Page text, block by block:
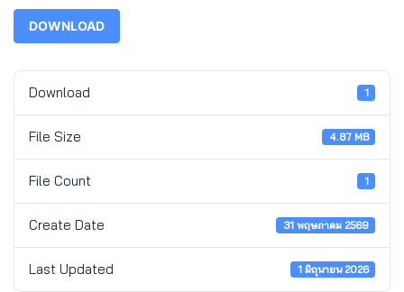
DOWNLOAD
Download 1
File Size 4.87 MB
File Count 1
Create Date 31 พฤษภาคม 2569
Last Updated 1 มิถุนายน 2026